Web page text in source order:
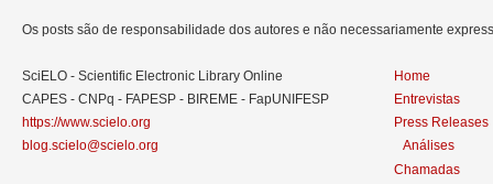
Os posts são de responsabilidade dos autores e não necessariamente
SciELO - Scientific Electronic Library Online
CAPES - CNPq - FAPESP - BIREME - FapUNIFESP
https://www.scielo.org
blog.scielo@scielo.org
Home
Entrevistas
Press Releases
Análises
Chamadas